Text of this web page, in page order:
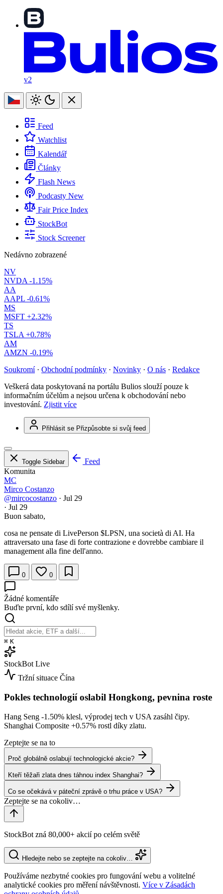
v2
Feed
Watchlist
Kalendář
Články
Flash News
Podcasty New
Fair Price Index
StockBot
Stock Screener
Nedávno zobrazené
NV
NVDA -1.15%
AA
AAPL -0.61%
MS
MSFT +2.32%
TS
TSLA +0.78%
AM
AMZN -0.19%
Soukromí · Obchodní podmínky · Novinky · O nás · Redakce
Veškerá data poskytovaná na portálu Bulios slouží pouze k
informačním účelům a nejsou určena k obchodování nebo
investování. Zjistit více
Přihlásit se Přizpůsobte si svůj feed
Toggle Sidebar
Feed
Komunita
MC
Mirco Costanzo
@mircocostanzo · Jul 29
· Jul 29
Buon sabato,
cosa ne pensate di LivePerson $LPSN, una società di AI. Ha
attraversato una fase di forte contrazione e dovrebbe cambiare il
management alla fine dell'anno.
0 0
Žádné komentáře
Buďte první, kdo sdílí své myšlenky.
⌘ K
StockBot Live
Tržní situace Čína
Pokles technologií oslabil Hongkong, pevnina roste
Hang Seng -1.50% klesl, výprodej tech v USA zasáhl čipy.
Shanghai Composite +0.57% rostl díky zlatu.
Zeptejte se na to
Proč globálně oslabují technologické akcie?
Kteří těžaři zlata dnes táhnou index Shanghai?
Co se očekává v páteční zprávě o trhu práce v USA?
StockBot zná 80,000+ akcií po celém světě
Hledejte nebo se zeptejte na cokoliv…
Používáme nezbytné cookies pro fungování webu a volitelné
analytické cookies pro měření návštěvnosti. Více v Zásadách